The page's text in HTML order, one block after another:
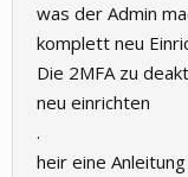
was der Admin
komplett neu
Die 2MFA zu
neu einrichten
.
heir eine